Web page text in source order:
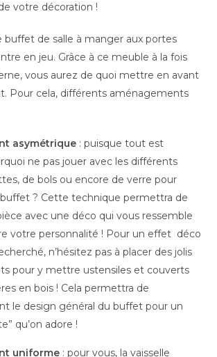
votre décoration !
buffet de salle à manger aux portes
en jeu. Grâce à ce meuble à la fois
vous aurez de quoi mettre en avant
Pour cela, différents aménagements
asymétrique : puisque tout est
ne pas jouer avec les différents
de bols ou encore de verre pour
? Cette technique permettra de
avec une déco qui vous ressemble
votre personnalité ! Pour un effet déco
n’hésitez pas à placer des jolis
pour y mettre ustensiles et couverts
en bois ! Cela permettra de
le design général du buffet pour un
qu’on adore !
uniforme : pour vous, la vaisselle